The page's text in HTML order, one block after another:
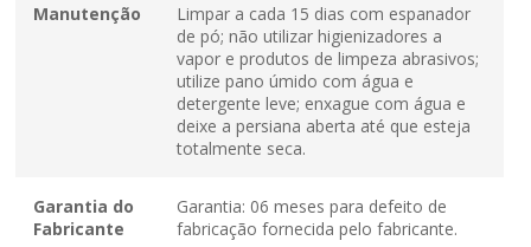
Manutenção
Limpar a cada 15 dias com espanador
de pó; não utilizar higienizadores a
vapor e produtos de limpeza abrasivos;
utilize pano úmido com água e
detergente leve; enxague com água e
deixe a persiana aberta até que esteja
totalmente seca.
Garantia do
Fabricante
Garantia: 06 meses para defeito de
fabricação fornecida pelo fabricante.